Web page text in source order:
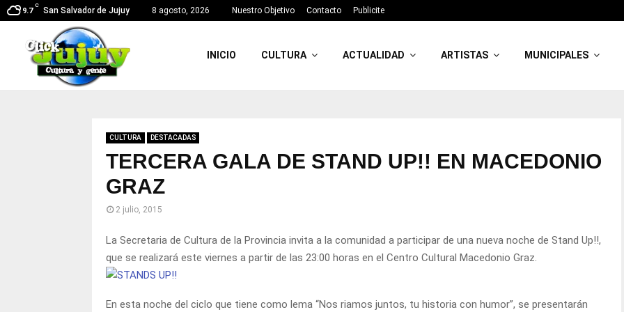
9.7
C
San Salvador de Jujuy 8 agosto, 2026 Nuestro Objetivo Contacto Publicite
INICIO CULTURA ACTUALIDAD ARTISTAS MUNICIPALES
CULTURA DESTACADAS
TERCERA GALA DE STAND UP!! EN MACEDONIO
GRAZ
2 julio, 2015
La Secretaria de Cultura de la Provincia invita a la comunidad a participar de una nueva noche de Stand Up!!,
que se realizará este viernes a partir de las 23:00 horas en el Centro Cultural Macedonio Graz.
En esta noche del ciclo que tiene como lema “Nos riamos juntos, tu historia con humor”, se presentarán